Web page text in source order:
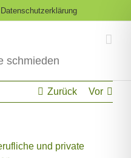
Datenschutzerklärung
schmieden
Zurück Vor